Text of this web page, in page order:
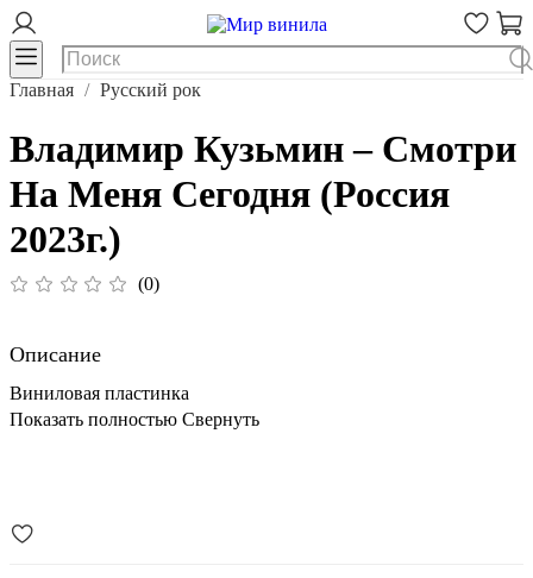
Главная Русский рок
Владимир Кузьмин ‎– Смотри
На Меня Сегодня (Россия
2023г.)
(0)
Описание
Виниловая пластинка
Показать полностью Свернуть